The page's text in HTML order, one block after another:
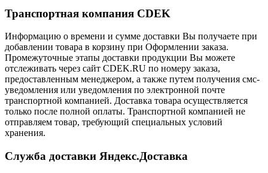
Транспортная компания CDEK
Информацию о времени и сумме доставки Вы получаете при
добавлении товара в корзину при Оформлении заказа.
Промежуточные этапы доставки продукции Вы можете
отслеживать через сайт CDEK.RU по номеру заказа,
предоставленным менеджером, а также путем получения смс-
уведомления или уведомления по электронной почте
транспортной компанией. Доставка товара осуществляется
только после полной оплаты. Транспортной компанией не
отправляем товар, требующий специальных условий
хранения.
Служба доставки Яндекс.Доставка